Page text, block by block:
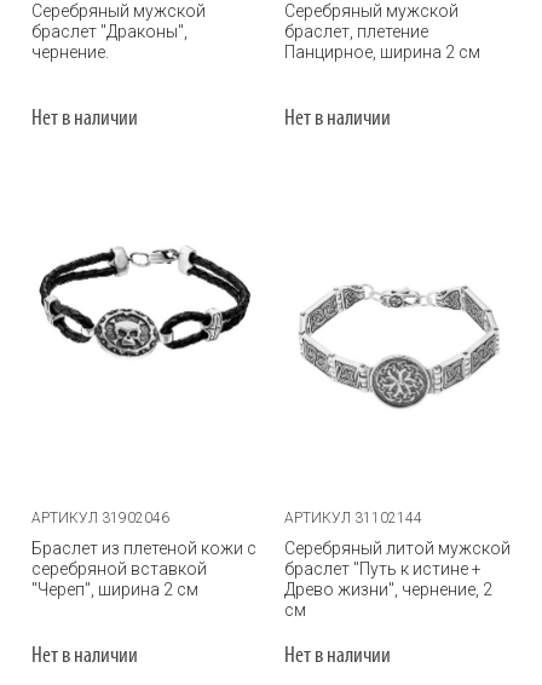
Серебряный мужской
браслет "Драконы",
чернение.
Нет в наличии
Серебряный мужской
браслет, плетение
Панцирное, ширина 2 см
Нет в наличии
АРТИКУЛ 31902046
Браслет из плетеной кожи с
серебряной вставкой
"Череп", ширина 2 см
Нет в наличии
АРТИКУЛ 31102144
Серебряный литой мужской
браслет "Путь к истине +
Древо жизни", чернение, 2
см
Нет в наличии